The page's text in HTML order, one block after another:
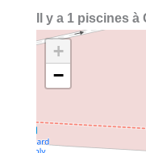
Il y a 1 piscines à
+
−